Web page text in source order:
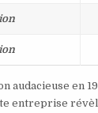
en
entreprise